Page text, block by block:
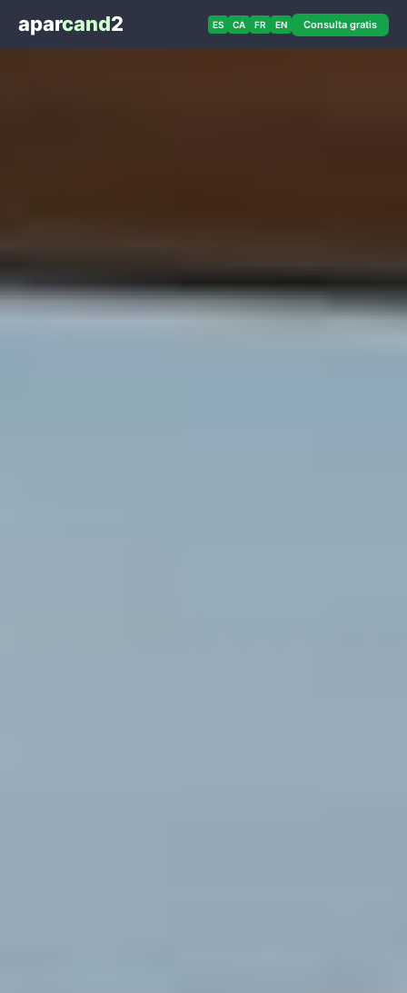
aparcand2 ES CA FR EN Consulta gratis